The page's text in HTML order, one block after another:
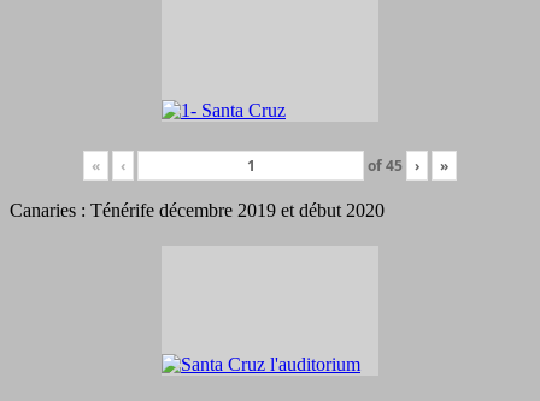
« ‹ of45 › »
Canaries : Ténérife décembre 2019 et début 2020